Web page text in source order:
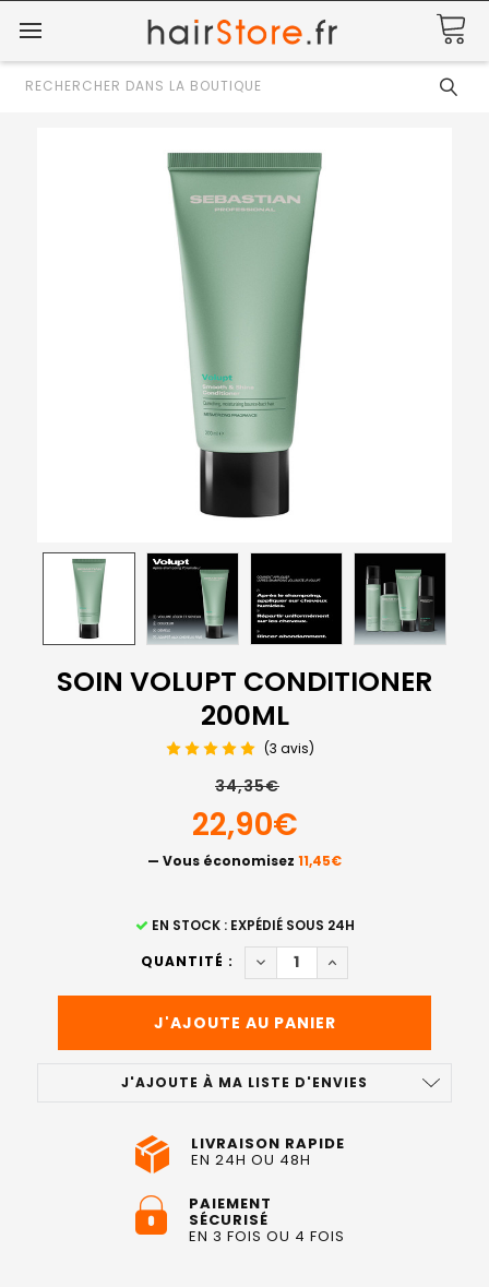
Rechercher
SOIN VOLUPT CONDITIONER
200ML
(3 avis)
34,35€
22,90€
— Vous économisez 11,45€
EN STOCK : EXPÉDIÉ SOUS 24H
QUANTITÉ :
DIMINUER LA QUANTITÉ DE
AUGMENTER LA
J'AJOUTE À MA LISTE D'ENVIES
LIVRAISON RAPIDE
EN 24H OU 48H
PAIEMENT
SÉCURISÉ
EN 3 FOIS OU 4 FOIS